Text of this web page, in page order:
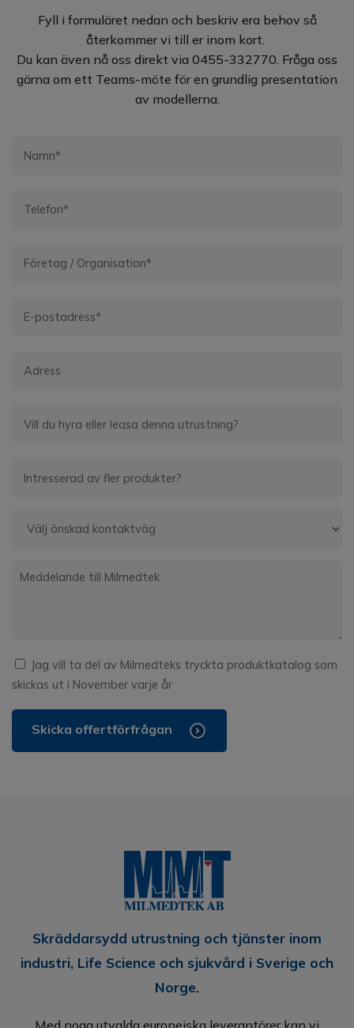
Fyll i formuläret nedan och beskriv era behov så
återkommer vi till er inom kort.
Du kan även nå oss direkt via 0455-332770. Fråga oss
gärna om ett Teams-möte för en grundlig presentation
av modellerna.
Jag vill ta del av Milmedteks tryckta produktkatalog som
skickas ut i November varje år
Skicka offertförfrågan
Skräddarsydd utrustning och tjänster inom
industri, Life Science och sjukvård i Sverige och
Norge.
Med noga utvalda europeiska leverantörer kan vi